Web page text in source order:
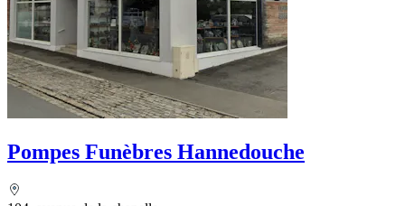
Pompes Funèbres Hannedouche